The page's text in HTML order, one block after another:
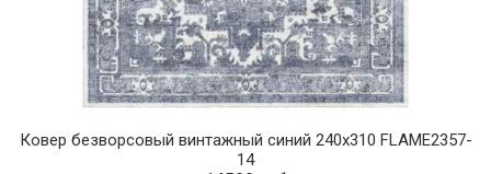
Ковер безворсовый винтажный синий 240х310 FLAME2357-
14